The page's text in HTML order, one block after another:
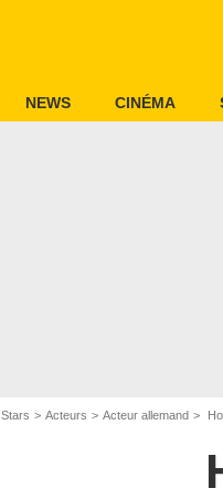
NEWS CINÉMA
Stars Acteurs Acteur allemand